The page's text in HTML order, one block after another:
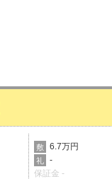
敷 6.7万円
礼
-
保証金 -